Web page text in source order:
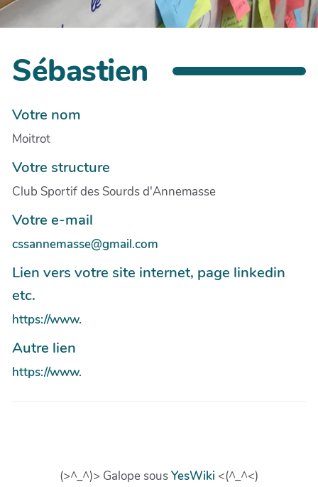
Sébastien
Votre nom
Moitrot
Votre structure
Club Sportif des Sourds d'Annemasse
Votre e-mail
cssannemasse@gmail.com
Lien vers votre site internet, page linkedin
etc.
https://www.
Autre lien
https://www.
(>^_^)> Galope sousYesWiki <(^_^<)